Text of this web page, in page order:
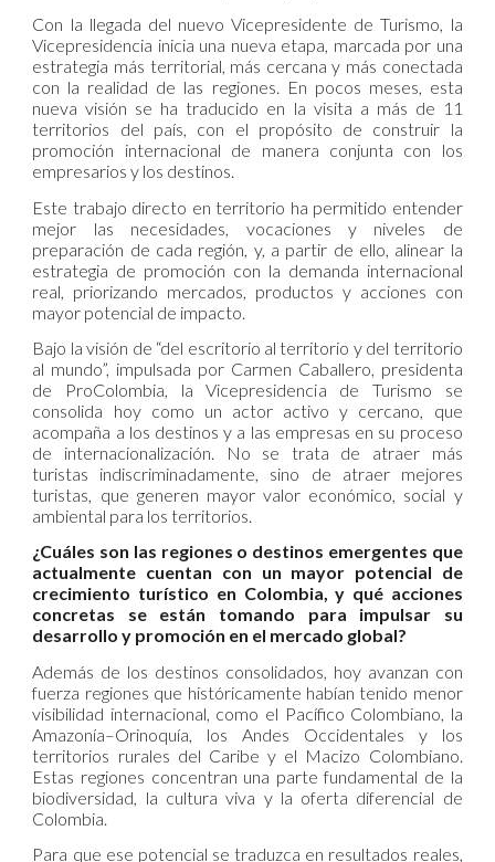
Con la llegada del nuevo Vicepresidente de Turismo, la
Vicepresidencia inicia una nueva etapa, marcada por una
estrategia más territorial, más cercana y más conectada
con la realidad de las regiones. En pocos meses, esta
nueva visión se ha traducido en la visita a más de 11
territorios del país, con el propósito de construir la
promoción internacional de manera conjunta con los
empresarios y los destinos.
Este trabajo directo en territorio ha permitido entender
mejor las necesidades, vocaciones y niveles de
preparación de cada región, y, a partir de ello, alinear la
estrategia de promoción con la demanda internacional
real, priorizando mercados, productos y acciones con
mayor potencial de impacto.
Bajo la visión de “del escritorio al territorio y del territorio
al mundo”, impulsada por Carmen Caballero, presidenta
de ProColombia, la Vicepresidencia de Turismo se
consolida hoy como un actor activo y cercano, que
acompaña a los destinos y a las empresas en su proceso
de internacionalización. No se trata de atraer más
turistas indiscriminadamente, sino de atraer mejores
turistas, que generen mayor valor económico, social y
ambiental para los territorios.
¿Cuáles son las regiones o destinos emergentes que
actualmente cuentan con un mayor potencial de
crecimiento turístico en Colombia, y qué acciones
concretas se están tomando para impulsar su
desarrollo y promoción en el mercado global?
Además de los destinos consolidados, hoy avanzan con
fuerza regiones que históricamente habían tenido menor
visibilidad internacional, como el Pacífico Colombiano, la
Amazonía–Orinoquía, los Andes Occidentales y los
territorios rurales del Caribe y el Macizo Colombiano.
Estas regiones concentran una parte fundamental de la
biodiversidad, la cultura viva y la oferta diferencial de
Colombia.
Para que ese potencial se traduzca en resultados reales,